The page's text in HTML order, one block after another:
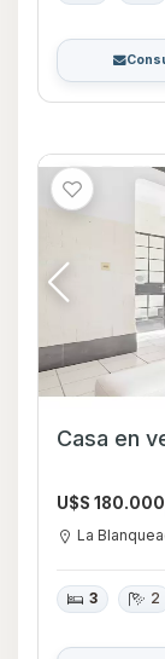
Casa en
U$S 180.000
La
3 2